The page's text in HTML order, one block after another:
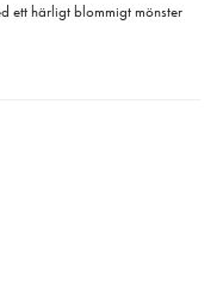
ett härligt blommigt mönster